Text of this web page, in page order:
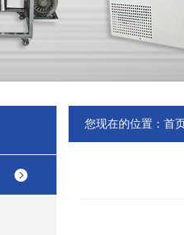
您现在的位置： 首